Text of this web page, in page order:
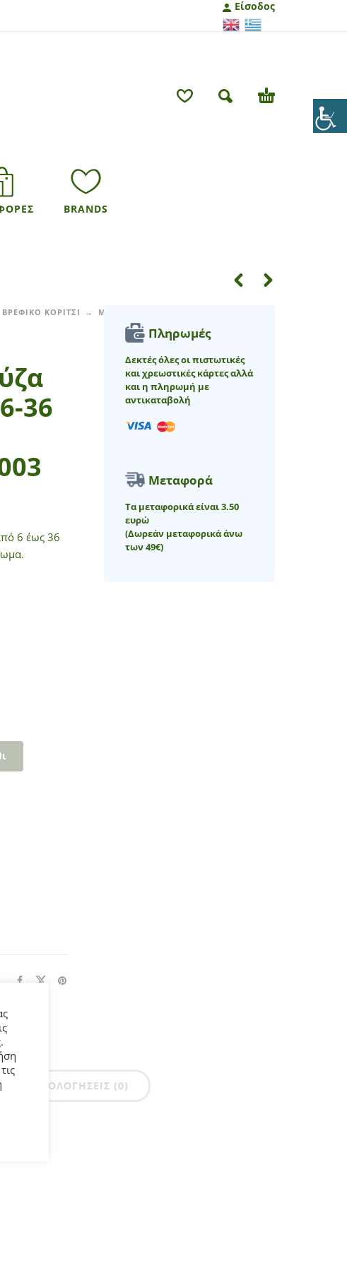
Είσοδος
BRANDS
ΒΡΕΦΙΚΟ ΚΟΡΙΤΣΙ ΜΠΛΟΥΖΕΣ
36
6 έως 36
Πληρωμές
Δεκτές όλες οι πιστωτικές
και χρεωστικές κάρτες αλλά
και η πληρωμή με
αντικαταβολή
Μεταφορά
Τα μεταφορικά είναι 3.50
ευρώ
(Δωρεάν μεταφορικά άνω
των 49€)
ΑΞΙΟΛΟΓΉΣΕΙΣ (0)